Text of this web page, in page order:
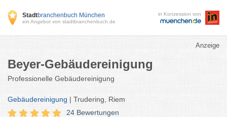
Stadtbranchenbuch München
ein Angebot von stadtbranchenbuch.de
in Konzession von
Anzeige
Beyer-Gebäudereinigung
Professionelle Gebäudereinigung
Gebäudereinigung | Trudering, Riem
24 Bewertungen